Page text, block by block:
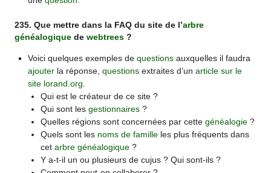
235. Que mettre dans la FAQ du site de l’arbre
généalogique dewebtrees ?
Voici quelques exemples de questionsauxquelles il faudra
ajouterla réponse, questionsextraites d’un article sur le
site lorand.org
Qui est le créateur de ce site ?
Qui sont lesgestionnaires ?
Quelles régions sont concernées par cettegénéalogie ?
Quels sont les noms de famille les plus fréquents dans
cetarbre généalogique ?
Y a-t-il un ou plusieurs de cujus ? Qui sont-ils ?